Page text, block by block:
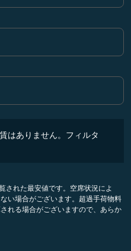
はありません。フィルタ
された最安値です。空席状況によ
い場合がございます。超過手荷物料
れる場合がございますので、あらか